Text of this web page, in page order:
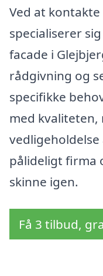
Ved at
specialiserer
facade i
rådgivning og
specifikke
med
pålideligt firma
skinne igen.
Få 3 tilbud,